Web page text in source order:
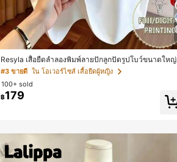
Resyla เสื้อยืดลำลองพิมพ์ลายปักลูกปัดรูปโบว์ขนาดใหญ่
สำหรับผู้หญิง
#3 ขายดี ใน โอเวอร์ไซส์ เสื้อยืดผู้หญิง
100+ sold
฿179